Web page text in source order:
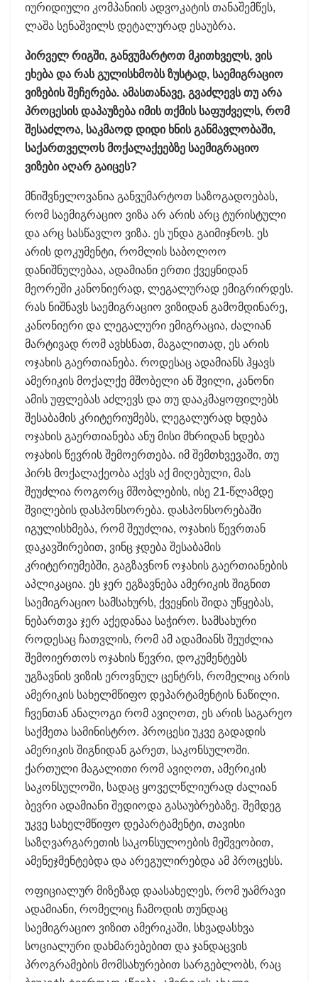
იურიდიული კომპანიის ადვოკატის თანაშემწეს,
ლაშა სენაშვილს დეტალურად ესაუბრა.
პირველ რიგში, განვუმარტოთ მკითხველს, ვის
ეხება და რას გულისხმობს ზუსტად, საემიგრაციო
ვიზების შეჩერება. ამასთანავე, გვაძლევს თუ არა
პროცესის დაპაუზება იმის თქმის საფუძველს, რომ
შესაძლოა, საკმაოდ დიდი ხნის განმავლობაში,
საქართველოს მოქალაქეებზე საემიგრაციო
ვიზები აღარ გაიცეს?
მნიშვნელოვანია განვუმარტოთ საზოგადოებას,
რომ საემიგრაციო ვიზა არ არის არც ტურისტული
და არც სასწავლო ვიზა. ეს უნდა გაიმიჯნოს. ეს
არის დოკუმენტი, რომლის საბოლოო
დანიშნულებაა, ადამიანი ერთი ქვეყნიდან
მეორეში კანონიერად, ლეგალურად ემიგრირდეს.
რას ნიშნავს საემიგრაციო ვიზიდან გამომდინარე,
კანონიერი და ლეგალური ემიგრაცია, ძალიან
მარტივად რომ ავხსნათ, მაგალითად, ეს არის
ოჯახის გაერთიანება. როდესაც ადამიანს ჰყავს
ამერიკის მოქალქე მშობელი ან შვილი, კანონი
ამის უფლებას აძლევს და თუ დააკმაყოფილებს
შესაბამის კრიტერიუმებს, ლეგალურად ხდება
ოჯახის გაერთიანება ანუ მისი მხრიდან ხდება
ოჯახის წევრის შემოერთება. იმ შემთხვევაში, თუ
პირს მოქალაქეობა აქვს აქ მიღებული, მას
შეუძლია როგორც მშობლების, ისე 21-წლამდე
შვილების დასპონსორება. დასპონსორებაში
იგულისხმება, რომ შეუძლია, ოჯახის წევრთან
დაკავშირებით, ვინც ჯდება შესაბამის
კრიტერიუმებში, გაგზავნონ ოჯახის გაერთიანების
აპლიკაცია. ეს ჯერ ეგზავნება ამერიკის შიგნით
საემიგრაციო სამსახურს, ქვეყნის შიდა უწყებას,
ნებართვა ჯერ აქედანაა საჭირო. სამსახური
როდესაც ჩათვლის, რომ ამ ადამიანს შეუძლია
შემოიერთოს ოჯახის წევრი, დოკუმენტებს
უგზავნის ვიზის ეროვნულ ცენტრს, რომელიც არის
ამერიკის სახელმწიფო დეპარტამენტის ნაწილი.
ჩვენთან ანალოგი რომ ავიღოთ, ეს არის საგარეო
საქმეთა სამინისტრო. პროცესი უკვე გადადის
ამერიკის შიგნიდან გარეთ, საკონსულოში.
ქართული მაგალითი რომ ავიღოთ, ამერიკის
საკონსულოში, სადაც ყოველწლიურად ძალიან
ბევრი ადამიანი შედიოდა გასაუბრებაზე. შემდეგ
უკვე სახელმწიფო დეპარტამენტი, თავისი
საზღვარგარეთის საკონსულოების მეშვეობით,
ამენეჯმენტებდა და არეგულირებდა ამ პროცესს.
ოფიციალურ მიზეზად დაასახელეს, რომ უამრავი
ადამიანი, რომელიც ჩამოდის თუნდაც
საემიგრაციო ვიზით ამერიკაში, სხვადასხვა
სოციალური დახმარებებით და ჯანდაცვის
პროგრამების მომსახურებით სარგებლობს, რაც